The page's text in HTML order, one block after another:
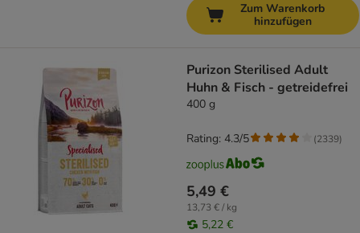
Zum Warenkorb
hinzufügen
Purizon Sterilised Adult
Huhn & Fisch - getreidefrei
400 g
5,49 €
13,73 € / kg
5,22 €
Rating: 4.3/5 (2339)